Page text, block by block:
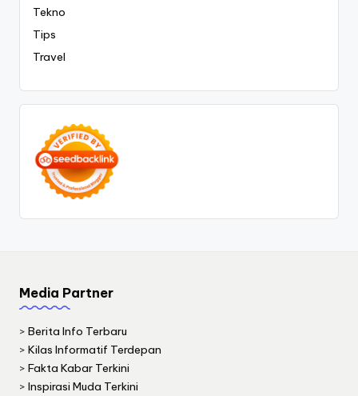
Tekno
Tips
Travel
Media Partner
> Berita Info Terbaru
> Kilas Informatif Terdepan
> Fakta Kabar Terkini
> Inspirasi Muda Terkini